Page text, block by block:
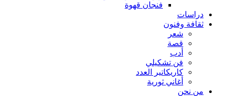
فنجان قهوة
دراسات
ثقافة وفنون
شعر
قصة
أدب
فن تشكيلي
كاريكاتير العدد
أغاني ثورية
من نحن